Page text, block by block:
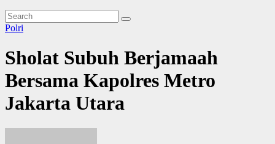
Polri
Sholat Subuh Berjamaah
Bersama Kapolres Metro
Jakarta Utara